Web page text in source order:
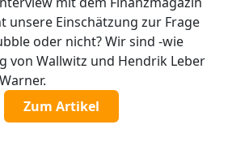
unsere Einschätzung zur Frage
oder nicht? Wir sind -wie
von Wallwitz und Hendrik Leber
Zum Artikel